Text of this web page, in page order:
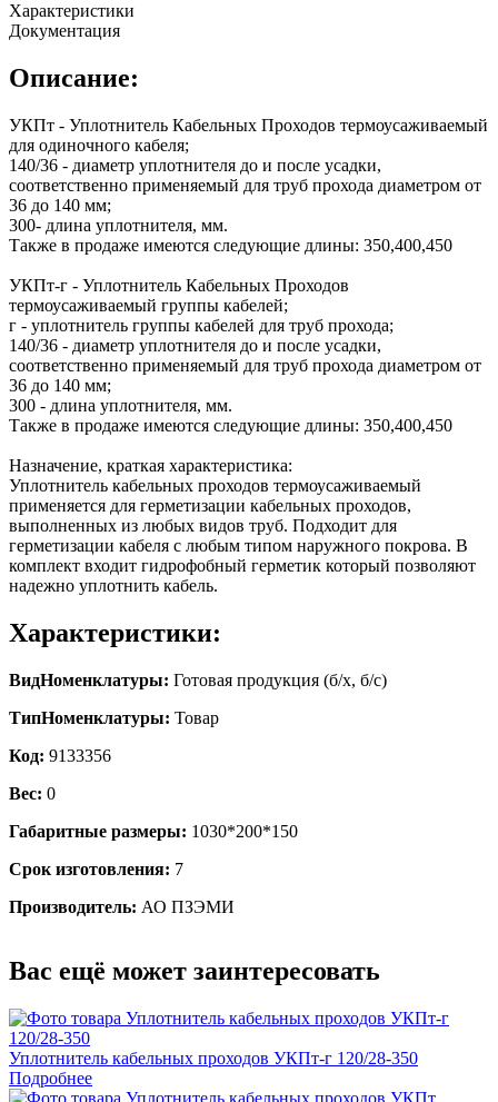
Характеристики
Документация
Описание:
УКПт - Уплотнитель Кабельных Проходов термоусаживаемый
для одиночного кабеля;
140/36 - диаметр уплотнителя до и после усадки,
соответственно применяемый для труб прохода диаметром от
36 до 140 мм;
300- длина уплотнителя, мм.
Также в продаже имеются следующие длины: 350,400,450
УКПт-г - Уплотнитель Кабельных Проходов
термоусаживаемый группы кабелей;
г - уплотнитель группы кабелей для труб прохода;
140/36 - диаметр уплотнителя до и после усадки,
соответственно применяемый для труб прохода диаметром от
36 до 140 мм;
300 - длина уплотнителя, мм.
Также в продаже имеются следующие длины: 350,400,450
Назначение, краткая характеристика:
Уплотнитель кабельных проходов термоусаживаемый
применяется для герметизации кабельных проходов,
выполненных из любых видов труб. Подходит для
герметизации кабеля с любым типом наружного покрова. В
комплект входит гидрофобный герметик который позволяют
надежно уплотнить кабель.
Характеристики:
ВидНоменклатуры: Готовая продукция (б/х, б/с)
ТипНоменклатуры: Товар
Код: 9133356
Вес: 0
Габаритные размеры: 1030*200*150
Срок изготовления: 7
Производитель: АО ПЗЭМИ
Вас ещё может заинтересовать
Уплотнитель кабельных проходов УКПт-г 120/28-350
Подробнее